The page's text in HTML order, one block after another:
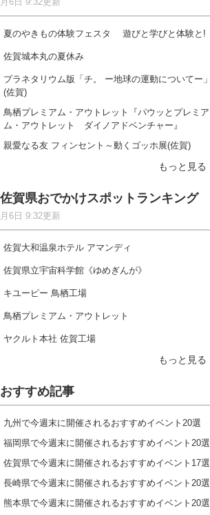
夏のやきもの体験フェスタ 遊びと学びと体験と!
佐賀城本丸の夏休み
プラネタリウム版「チ。 ー地球の運動についてー」
(佐賀)
鳥栖プレミアム・アウトレット『パウッとプレミア
ム・アウトレット ダイノアドベンチャー』
親愛なる友 フィンセント～動くゴッホ展(佐賀)
もっと見る
佐賀県おでかけスポットランキング
6日 9:32更新
佐賀大和温泉ホテル アマンディ
佐賀県立宇宙科学館《ゆめぎんが》
キユーピー 鳥栖工場
鳥栖プレミアム・アウトレット
ヤクルト本社 佐賀工場
もっと見る
おすすめ記事
九州で今週末に開催されるおすすめイベント20選
福岡県で今週末に開催されるおすすめイベント20選
佐賀県で今週末に開催されるおすすめイベント17選
長崎県で今週末に開催されるおすすめイベント20選
熊本県で今週末に開催されるおすすめイベント20選